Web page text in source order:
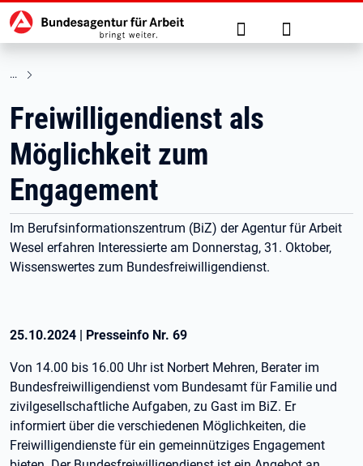
zu den Hauptinhalten springen
Hauptnavigation Suche Anmelden
Freiwilligendienst als
Möglichkeit zum
Engagement
Im Berufsinformationszentrum (BiZ) der Agentur für Arbeit
Wesel erfahren Interessierte am Donnerstag, 31. Oktober,
Wissenswertes zum Bundesfreiwilligendienst.
25.10.2024 | Presseinfo Nr. 69
Von 14.00 bis 16.00 Uhr ist Norbert Mehren, Berater im
Bundesfreiwilligendienst vom Bundesamt für Familie und
zivilgesellschaftliche Aufgaben, zu Gast im BiZ. Er
informiert über die verschiedenen Möglichkeiten, die
Freiwilligendienste für ein gemeinnütziges Engagement